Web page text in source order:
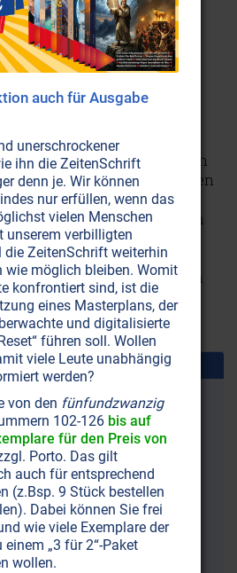
• ANTISEMITISMUS
JUDENTUM
der das ‘Heilige
Israel, fällt allmählich
der ständig scheiternden
mitverfolgt. Leider enthalten
‚Israel' immer wesentliche
man diese kennt, kann man
und die israelischen
Es geht um jene zwei
jedes israelischen Juden
auseinanderreißen: Den
Weiterlesen...
auch für Ausgabe
unerschrockener
ihn die ZeitenSchrift
denn je. Wir können
nur erfüllen, wenn das
vielen Menschen
unserem verbilligten
ZeitenSchrift weiterhin
wie möglich bleiben. Womit
konfrontiert sind, ist die
eines Masterplans, der
und digitalisierte
führen soll. Wollen
viele Leute unabhängig
werden?
von den fünfundzwanzig
102-126 bis auf
für den Preis von
Porto. Das gilt
auch für entsprechend
(z.Bsp. 9 Stück bestellen
Dabei können Sie frei
wie viele Exemplare der
„3 für 2“-Paket
wollen.